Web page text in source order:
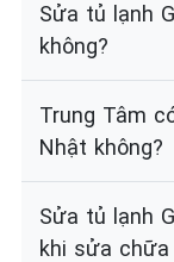
Sửa tủ lạnh
không?
Trung Tâm
Nhật không?
Sửa tủ lạnh
khi sửa chữa